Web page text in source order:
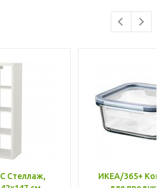
Стеллаж,
ИКЕА/365+